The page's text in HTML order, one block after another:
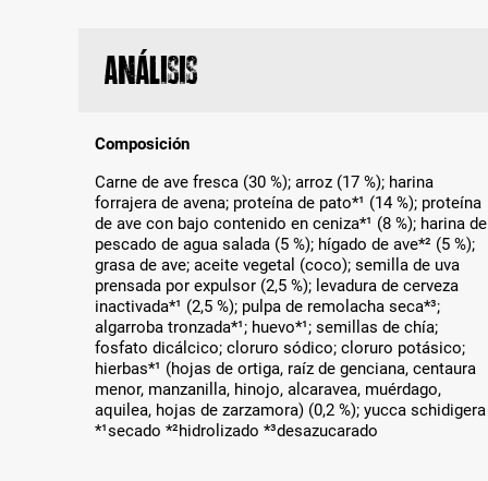
Análisis
Composición
Carne de ave fresca (30 %); arroz (17 %); harina
forrajera de avena; proteína de pato*¹ (14 %); proteína
de ave con bajo contenido en ceniza*¹ (8 %); harina de
pescado de agua salada (5 %); hígado de ave*² (5 %);
grasa de ave; aceite vegetal (coco); semilla de uva
prensada por expulsor (2,5 %); levadura de cerveza
inactivada*¹ (2,5 %); pulpa de remolacha seca*³;
algarroba tronzada*¹; huevo*¹; semillas de chía;
fosfato dicálcico; cloruro sódico; cloruro potásico;
hierbas*¹ (hojas de ortiga, raíz de genciana, centaura
menor, manzanilla, hinojo, alcaravea, muérdago,
aquilea, hojas de zarzamora) (0,2 %); yucca schidigera
*¹secado *²hidrolizado *³desazucarado